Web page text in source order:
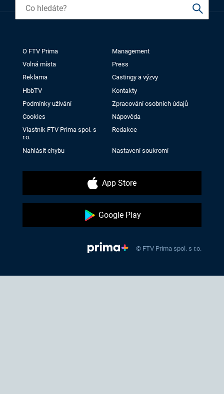
O FTV Prima
Management
Volná místa
Press
Reklama
Castingy a výzvy
HbbTV
Kontakty
Podmínky užívání
Zpracování osobních údajů
Cookies
Nápověda
Vlastník FTV Prima spol. s
r.o.
Redakce
Nahlásit chybu Nastavení soukromí
App Store
Google Play
© FTV Prima spol. s r.o.